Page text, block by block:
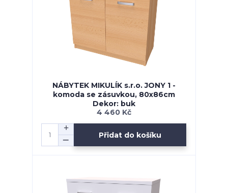
NÁBYTEK MIKULÍK s.r.o. JONY 1 -
komoda se zásuvkou, 80x86cm
Dekor: buk
4 460 Kč
Přidat do košíku